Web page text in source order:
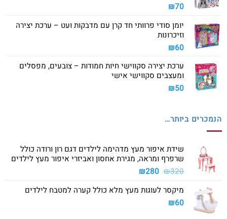
₪70
יומן סודי פרוותי חד קרן עם מדבקות ועט – ערכת יצירה
וזיכרונות
₪60
ערכת יצירה סקווישי חיות חמודות – צובעים, מפסלים
ומעצבים סקווישי אישי
₪50
הנמכרים ביותר…
שידת איפור מעץ מדהימה לילדים דגם רון ורודה כולל
שרפרף ומראה, מגירת אחסון ואביזרי איפור מעץ לילדים
₪320
המחיר
היה:
₪280 המחיר
הוא:
מיקסר לעוגות מעץ מלא כולל קערה למטבח לילדים
₪60